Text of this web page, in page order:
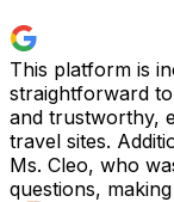
This platform is
straightforward
and trustworthy,
travel sites.
Ms. Cleo, who
questions,